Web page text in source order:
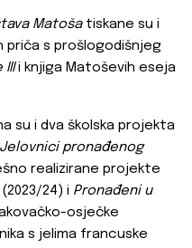
Matošatiskane su i
priča s prošlogodišnjeg
IIIi knjiga Matoševih eseja
su i dva školska projekta
Jelovnici pronađenog
realizirane projekte
24) i Pronađeni u
osječke
s jelima francuske